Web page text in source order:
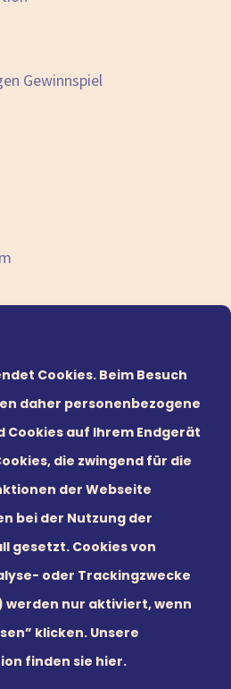
Cookies. Beim Besuch
daher personenbezogene
auf Ihrem Endgerät
die zwingend für die
der Webseite
bei der Nutzung der
gesetzt. Cookies von
oder Trackingzwecke
werden nur aktiviert, wenn
klicken. Unsere
finden sie hier.
Gewinnspiel